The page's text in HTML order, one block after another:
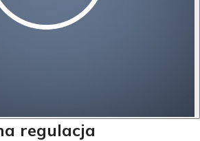
regulacja